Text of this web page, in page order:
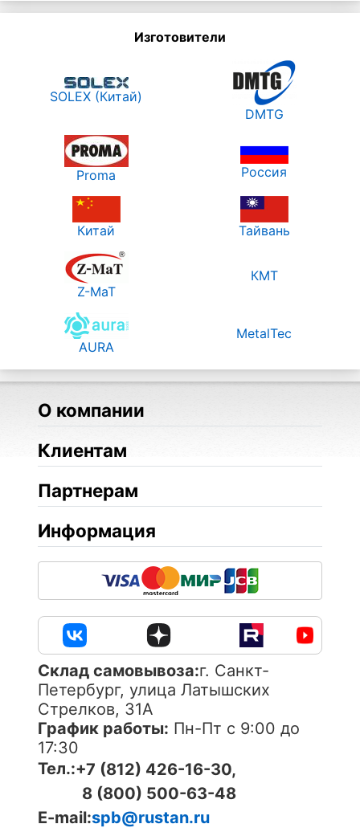
Изготовители
SOLEX (Китай)
DMTG
Proma Россия
Китай Тайвань
Z-MaT
КМТ
AURA
MetalTec
О компании
Клиентам
Партнерам
Информация
Cклад самовывоза:г. Санкт-
Петербург, улица Латышских
Стрелков, 31А
График работы: Пн-Пт с 9:00 до
17:30
Тел.:+7 (812) 426-16-30,
8 (800) 500-63-48
E-mail:spb@rustan.ru